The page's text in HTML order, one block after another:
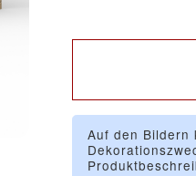
Auf den Bildern